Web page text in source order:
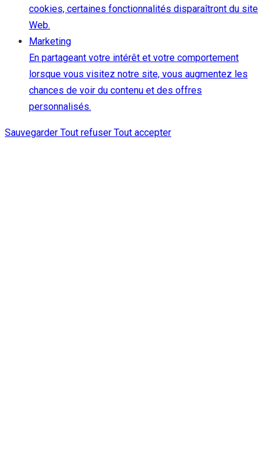
cookies, certaines fonctionnalités disparaîtront du site
Web.
Marketing
En partageant votre intérêt et votre comportement
lorsque vous visitez notre site, vous augmentez les
chances de voir du contenu et des offres
personnalisés.
Sauvegarder Tout refuser Tout accepter